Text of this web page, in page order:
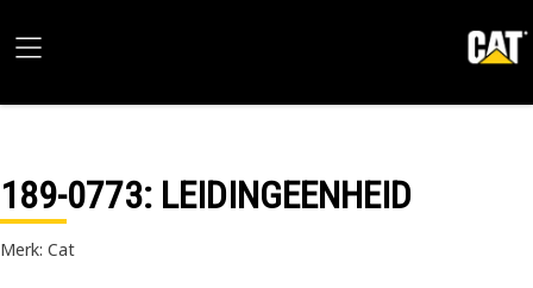
189-0773: LEIDINGEENHEID
Merk: Cat